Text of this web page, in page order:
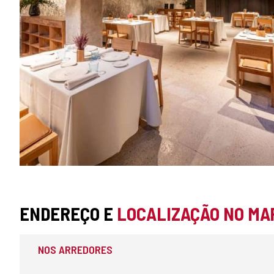
RESTAURANTE
3
GARFOS
ENDEREÇO E LOCALIZAÇÃO NO
NOS ARREDORES